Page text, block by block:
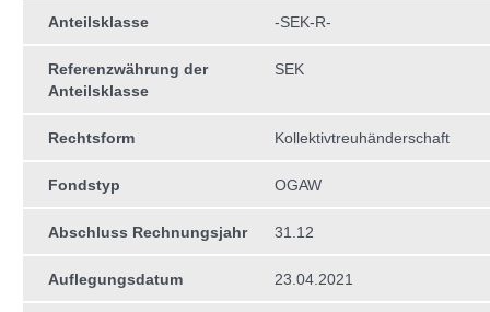
Anteilsklasse -SEK-R-
Referenzwährung der
Anteilsklasse
SEK
Rechtsform Kollektivtreuhän­derschaft
Fondstyp OGAW
Abschluss Rechnungsjahr 31.12
Auflegungsdatum 23.04.2021